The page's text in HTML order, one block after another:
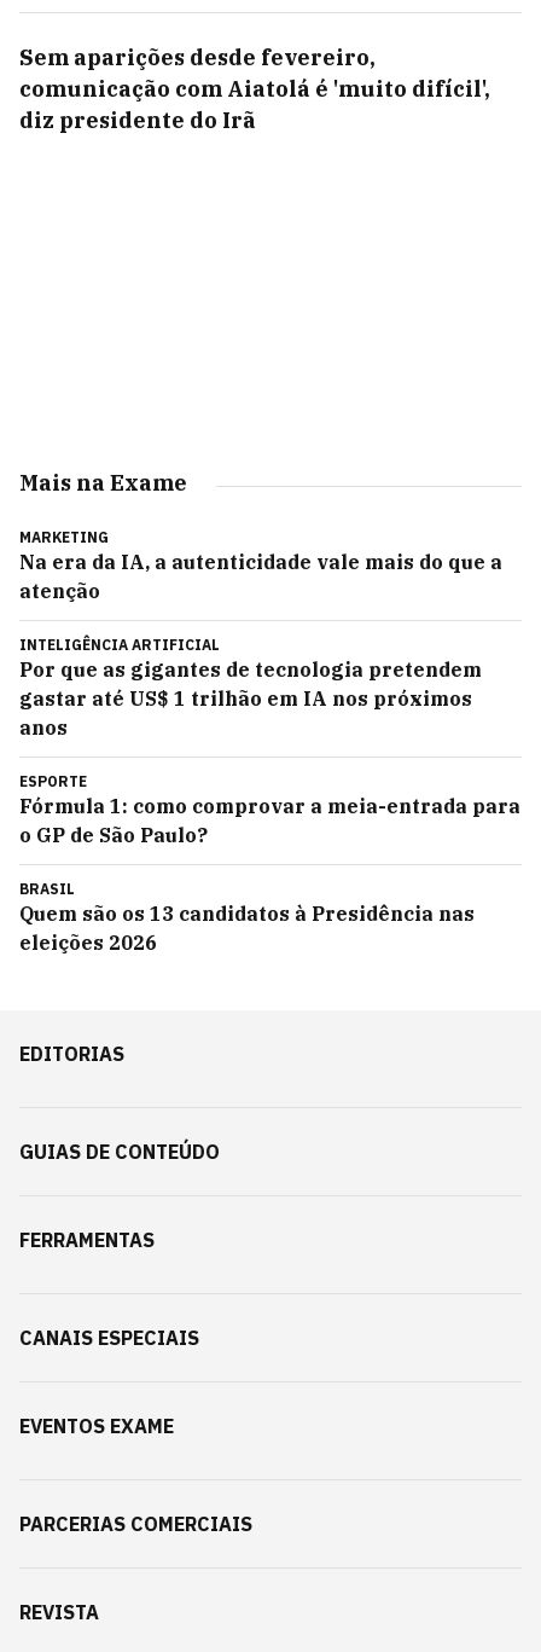
Sem aparições desde fevereiro,
comunicação com Aiatolá é 'muito difícil',
diz presidente do Irã
Mais na Exame
MARKETING
Na era da IA, a autenticidade vale mais do que a
atenção
INTELIGÊNCIA ARTIFICIAL
Por que as gigantes de tecnologia pretendem
gastar até US$ 1 trilhão em IA nos próximos
anos
ESPORTE
Fórmula 1: como comprovar a meia-entrada para
o GP de São Paulo?
BRASIL
Quem são os 13 candidatos à Presidência nas
eleições 2026
EDITORIAS
GUIAS DE CONTEÚDO
FERRAMENTAS
CANAIS ESPECIAIS
EVENTOS EXAME
PARCERIAS COMERCIAIS
REVISTA